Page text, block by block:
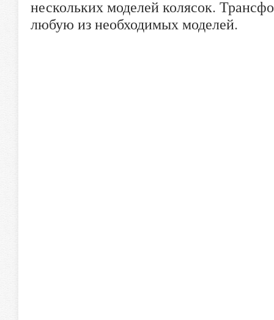
нескольких моделей колясок.
любую из необходимых моделей.